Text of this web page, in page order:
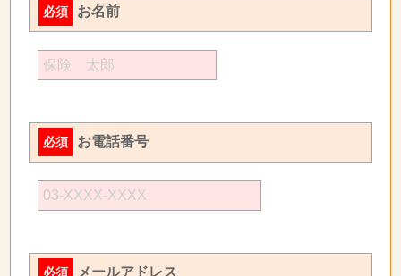
必須 お名前
必須 お電話番号
必須 メールアドレス